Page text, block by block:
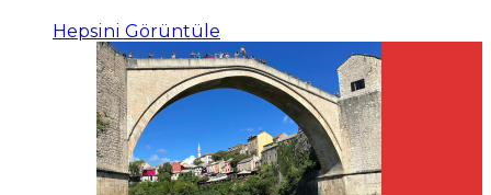
Hepsini Görüntüle